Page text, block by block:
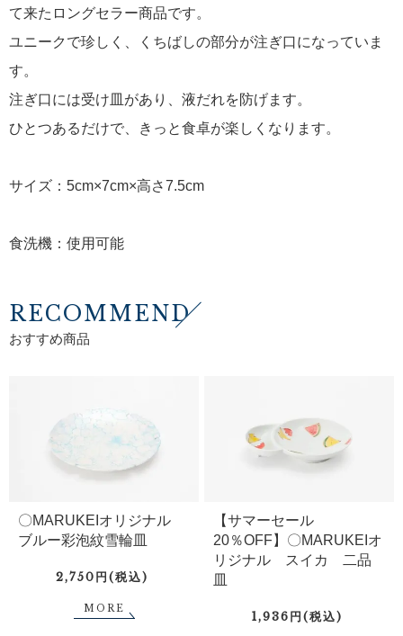
て来たロングセラー商品です。
ユニークで珍しく、くちばしの部分が注ぎ口になっていま
す。
注ぎ口には受け皿があり、液だれを防げます。
ひとつあるだけで、きっと食卓が楽しくなります。
サイズ：5cm×7cm×高さ7.5cm
食洗機：使用可能
RECOMMEND
おすすめ商品
〇MARUKEIオリジナル
ブルー彩泡紋雪輪皿
2,750円(税込)
MORE
【サマーセール
20％OFF】〇MARUKEIオ
リジナル スイカ 二品
皿
1,936円(税込)